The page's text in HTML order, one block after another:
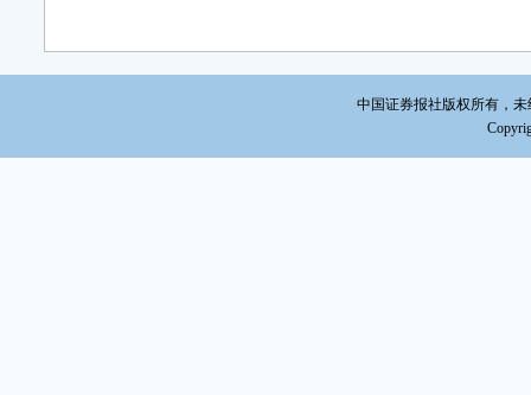
中国证券报社版权所有，未